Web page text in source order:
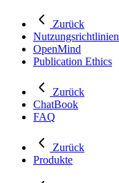
Zurück
Nutzungsrichtlinien
OpenMind
Publication Ethics
Zurück
ChatBook
FAQ
Zurück
Produkte